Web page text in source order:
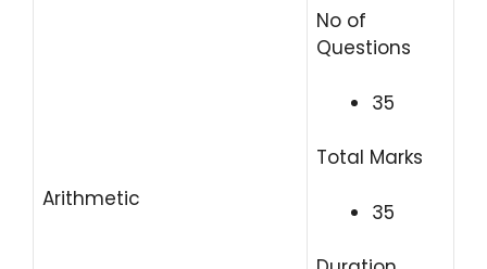
Arithmetic
No of
Questions
35
Total Marks
35